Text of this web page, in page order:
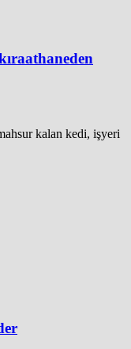
kalan kedi, işyeri